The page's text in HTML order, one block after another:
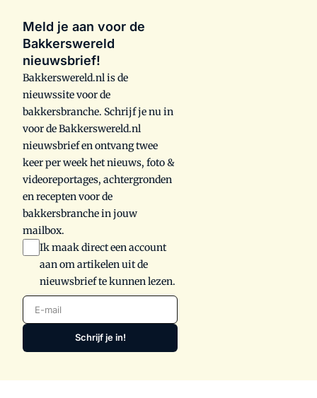
Meld je aan voor de
Bakkerswereld
nieuwsbrief!
Bakkerswereld.nl is de
nieuwssite voor de
bakkersbranche. Schrijf je nu in
voor de Bakkerswereld.nl
nieuwsbrief en ontvang twee
keer per week het nieuws, foto &
videoreportages, achtergronden
en recepten voor de
bakkersbranche in jouw
mailbox.
Ik maak direct een account
aan om artikelen uit de
nieuwsbrief te kunnen lezen.
E-mail
Schrijf je in!